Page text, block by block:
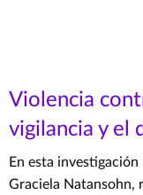
Violencia
vigilancia y el
En esta
Graciela Natansohn,